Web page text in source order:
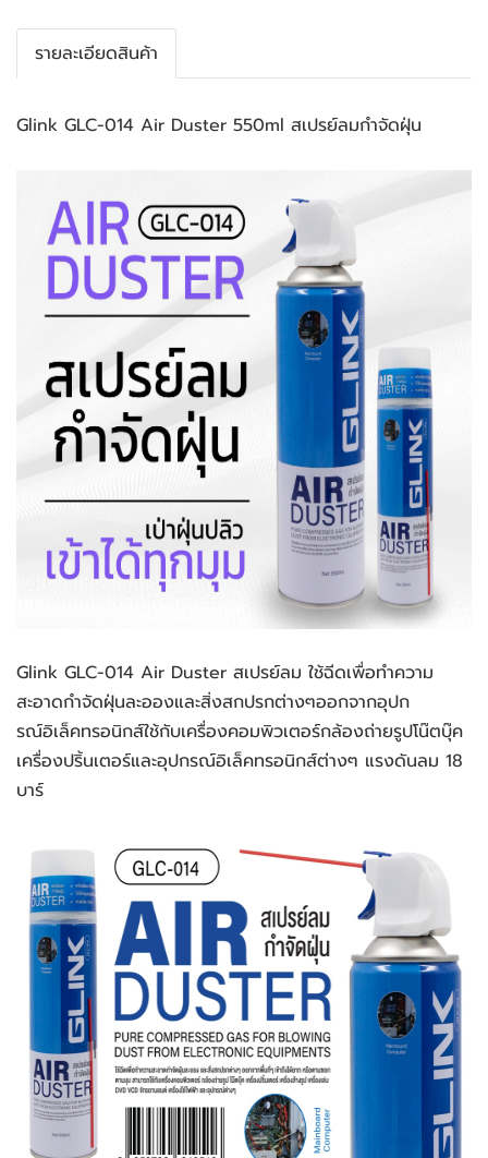
รายละเอียดสินค้า
Glink GLC-014 Air Duster 550ml สเปรย์ลมกำจัดฝุ่น
Glink GLC-014 Air Duster สเปรย์ลม ใช้ฉีดเพื่อทำความ
สะอาดกำจัดฝุ่นละอองและสิ่งสกปรกต่างๆออกจากอุปก
รณ์อิเล็คทรอนิกส์ใช้กับเครื่องคอมพิวเตอร์กล้องถ่ายรูปโน๊ตบุ๊ค
เครื่องปริ้นเตอร์และอุปกรณ์อิเล็คทรอนิกส์ต่างๆ แรงดันลม 18
บาร์